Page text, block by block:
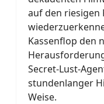
auf den riesigen
Kassenflop den
Secret-Lust-
stundenlanger
Weise.